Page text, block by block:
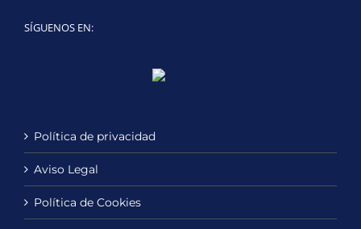
SÍGUENOS EN:
LinkedInYouTube
Política de privacidad
Aviso Legal
Política de Cookies